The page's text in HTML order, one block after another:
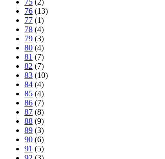
76 (13)
77 (1)
78 (4)
79 (3)
80 (4)
81 (7)
82 (7)
83 (10)
84 (4)
85 (4)
86 (7)
87 (8)
88 (9)
89 (3)
90 (6)
91 (5)